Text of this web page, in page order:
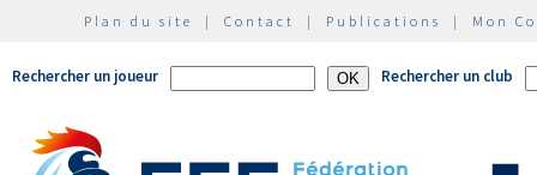
Plan du site | Contact | Publications | Mon
Rechercher un joueur Rechercher un club